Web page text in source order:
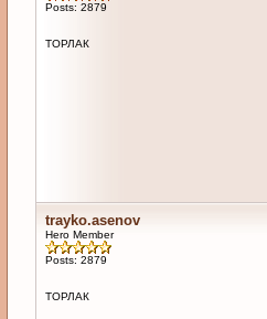
Posts: 2879
ТОРЛАК
trayko.asenov
Hero Member
Posts: 2879
ТОРЛАК